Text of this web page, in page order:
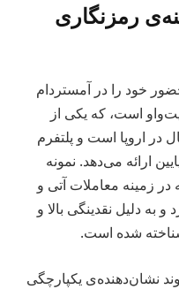
رمزنگاری
خود را در آمستردام
است، که یکی از
در اروپا است و پلتفرم
ارائه می‌دهد. نمونه
زمینه معاملات آتی و
به دلیل نقدینگی بالا و
شده است.
نگاه کنیم، روند نشان‌دهنده‌ی یکپارچگی